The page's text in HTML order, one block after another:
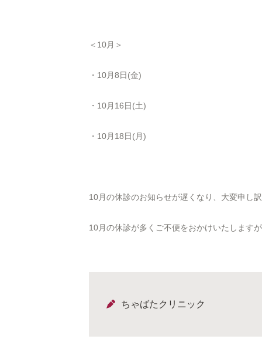
＜10月＞
・10月8日(金)
・10月16日(土)
・10月18日(月)
10月の休診のお知らせが遅くなり、大変申し
10月の休診が多くご不便をおかけいたします
ちゃばたクリニック